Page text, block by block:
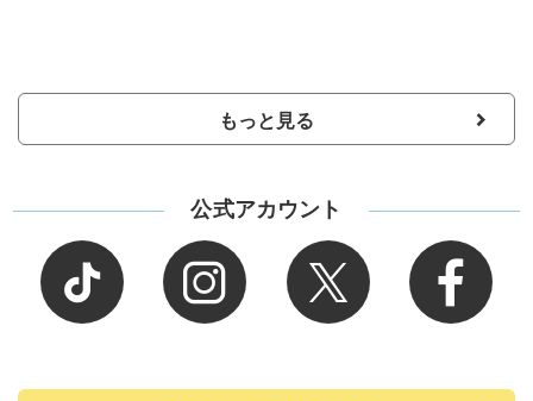
もっと見る
公式アカウント